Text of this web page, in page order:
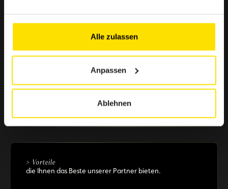
Alle zulassen
Anpassen
Ablehnen
Eine Auswahl renommierter Marken in Luxemburg, die
> Vorteile
die Ihnen das Beste unserer Partner bieten.